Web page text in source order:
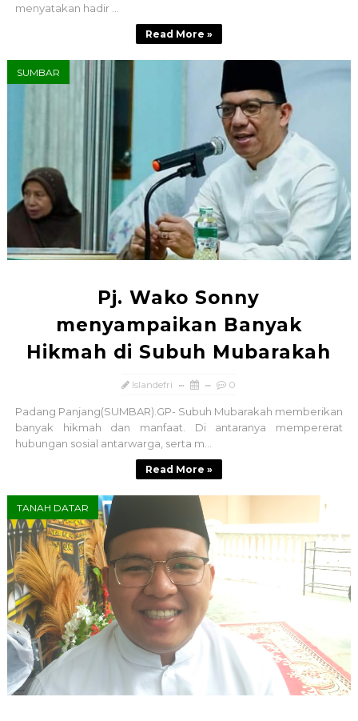
menyatakan hadir ...
Read More »
SUMBAR
Pj. Wako Sonny
menyampaikan Banyak
Hikmah di Subuh Mubarakah
Islandefri 0
Padang Panjang(SUMBAR).GP- Subuh Mubarakah memberikan
banyak hikmah dan manfaat. Di antaranya mempererat
hubungan sosial antarwarga, serta m...
Read More »
TANAH DATAR